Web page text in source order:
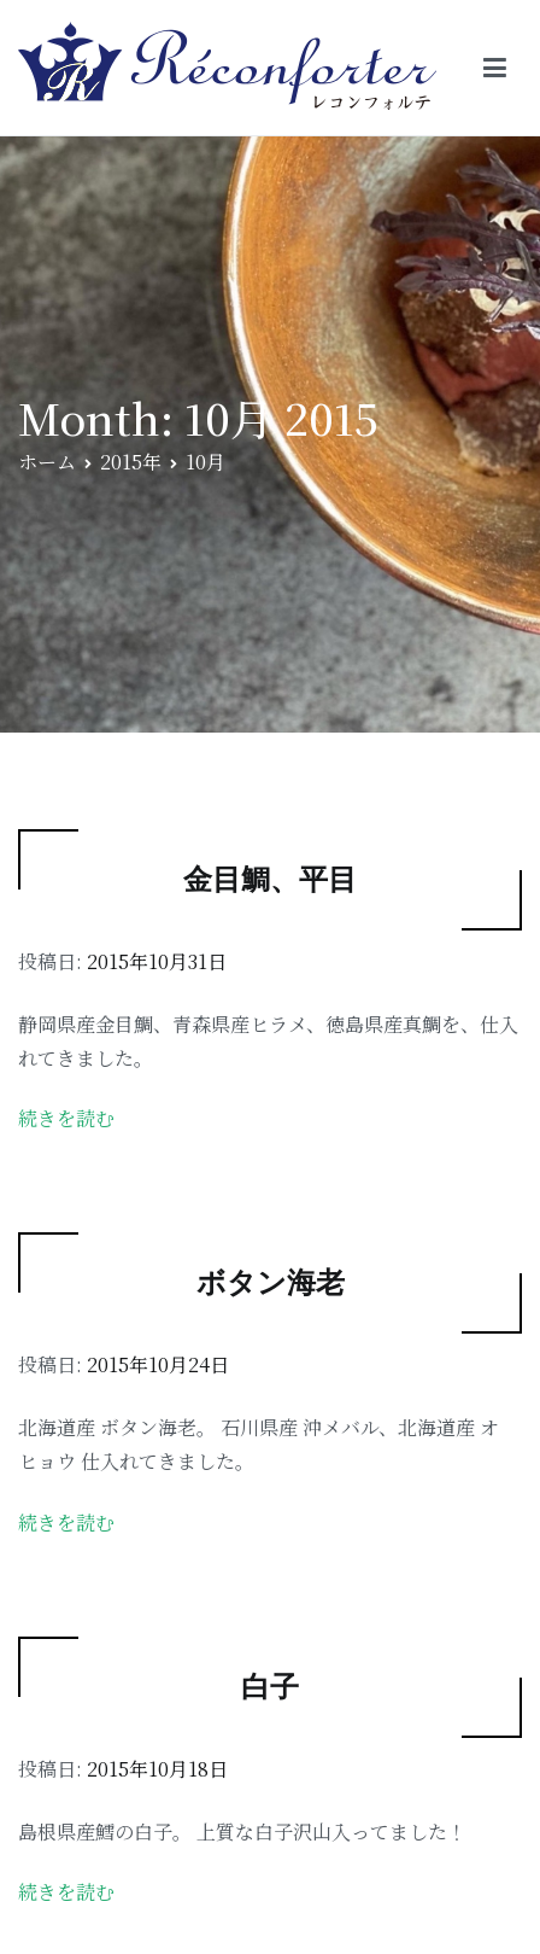
【レコンフォルテ】吹田・千里山/フレンチ（フラ
ンス料理）
絵の様に見える。そんな空間で、ゆっくり素材そのものの旨さを閉
じ込めたフレンチを・・・・・。
Month: 10月 2015
ホーム 2015年 10月
金目鯛、平目
投稿日: 2015年10月31日
静岡県産金目鯛、青森県産ヒラメ、徳島県産真鯛を、仕入
れてきました。
続きを読む
ボタン海老
投稿日: 2015年10月24日
北海道産 ボタン海老。 石川県産 沖メバル、北海道産 オ
ヒョウ 仕入れてきました。
続きを読む
白子
投稿日: 2015年10月18日
島根県産鱈の白子。 上質な白子沢山入ってました！
続きを読む